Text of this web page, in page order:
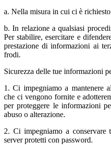
a. Nella misura in cui ci è
b. In relazione a qualsiasi
Per stabilire, esercitare e
prestazione di informazioni ai
frodi.
Sicurezza delle tue informazioni
1. Ci impegniamo a mantenere
che ci vengono fornite e
per proteggere le informazioni
abuso o alterazione.
2. Ci impegniamo a
server protetti con password.